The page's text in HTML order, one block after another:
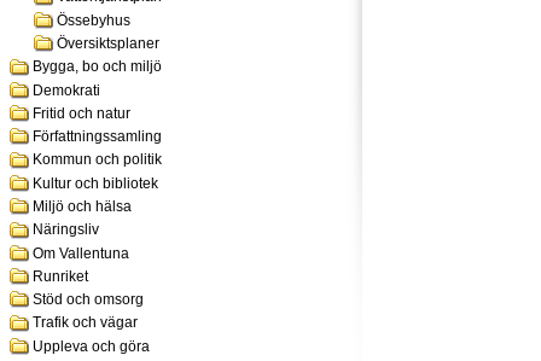
Össebyhus
Översiktsplaner
Bygga, bo och miljö
Demokrati
Fritid och natur
Författningssamling
Kommun och politik
Kultur och bibliotek
Miljö och hälsa
Näringsliv
Om Vallentuna
Runriket
Stöd och omsorg
Trafik och vägar
Uppleva och göra